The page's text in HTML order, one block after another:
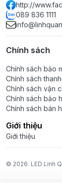
http://
089 836 1111
Chính sách
Chính sách bảo
Chính sách
Chính sách vận
Chính sách bảo
Chính sách bán
Giới thiệu
Giới thiệu
© 2026 LED Linh